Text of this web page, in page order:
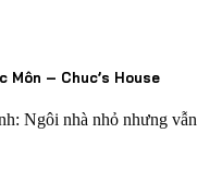
Môn – Chuc’s House